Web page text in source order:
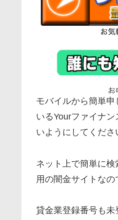
モバイルから簡単
いるYourファイナ
いようにしてくださ
ネット上で簡単に
用の闇金サイトな
貸金業登録番号も未